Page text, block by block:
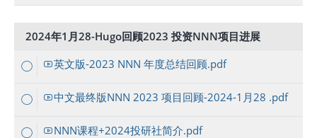
2024年1月28-Hugo回顾2023 投资NNN项目进展
英文版-2023 NNN 年度总结回顾.pdf
中文最终版NNN 2023 项目回顾-2024-1月28 .pdf
NNN课程+2024投研社简介.pdf